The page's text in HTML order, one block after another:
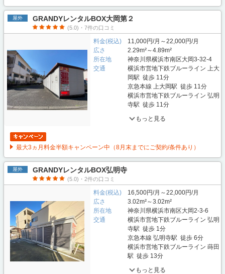
屋外 GRANDYレンタルBOX大岡第２
(5.0)・7件の口コミ
料金(税込)
11,000円/月～22,000円/月
広さ
2.29m²～4.89m²
所在地
神奈川県横浜市南区大岡3-32-4
交通
横浜市営地下鉄ブルーライン 上大
岡駅 徒歩 11分
京急本線 上大岡駅 徒歩 11分
横浜市営地下鉄ブルーライン 弘明
寺駅 徒歩 11分
もっと見る
最大3ヵ月料金半額キャンペーン中（8月末までにご契約/条件あり）
屋外 GRANDYレンタルBOX弘明寺
(5.0)・2件の口コミ
料金(税込)
16,500円/月～22,000円/月
広さ
3.02m²～3.02m²
所在地
神奈川県横浜市南区大岡2-3-6
交通
横浜市営地下鉄ブルーライン 弘明
寺駅 徒歩 1分
京急本線 弘明寺駅 徒歩 6分
横浜市営地下鉄ブルーライン 蒔田
駅 徒歩 13分
もっと見る